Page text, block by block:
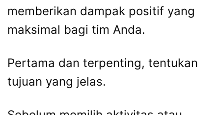
memberikan dampak positif yang
maksimal bagi tim Anda.
Pertama dan terpenting, tentukan
tujuan yang jelas.